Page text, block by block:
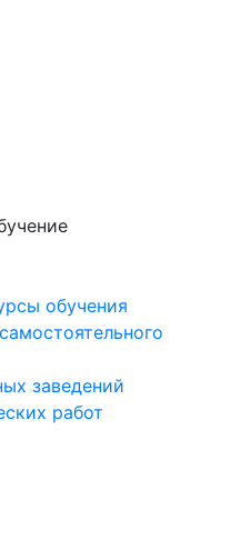
обучения
заведений
работ